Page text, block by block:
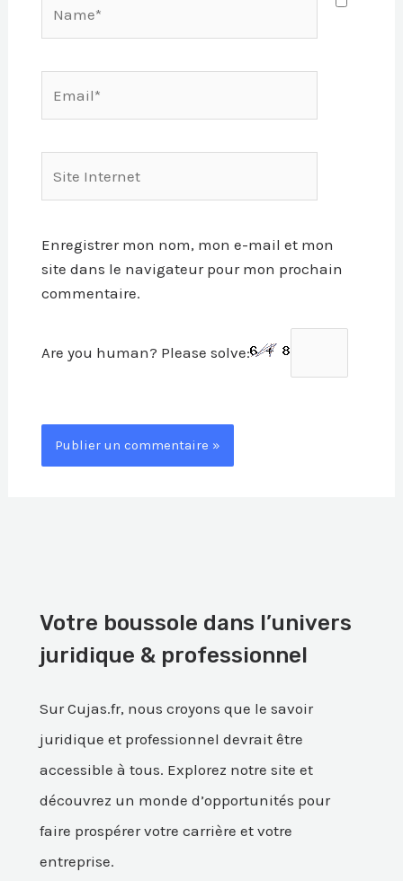
Internet
Enregistrer mon nom, mon e-mail et mon
site dans le navigateur pour mon prochain
commentaire.
Are you human? Please solve:
Votre boussole dans l’univers
juridique & professionnel
Sur Cujas.fr, nous croyons que le savoir
juridique et professionnel devrait être
accessible à tous. Explorez notre site et
découvrez un monde d’opportunités pour
faire prospérer votre carrière et votre
entreprise.